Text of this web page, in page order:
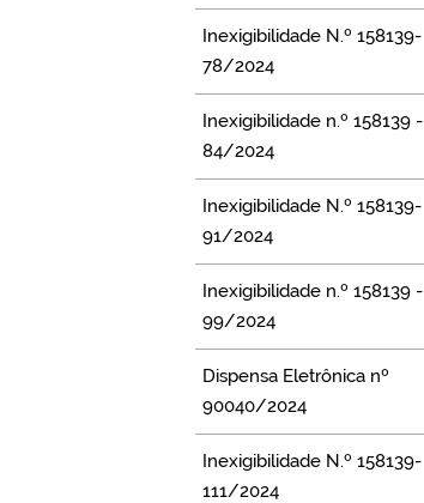
Inexigibilidade N.º 158139-
78/2024
Inexigibilidade n.º 158139 -
84/2024
Inexigibilidade N.º 158139-
91/2024
Inexigibilidade n.º 158139 -
99/2024
Dispensa Eletrônica nº
90040/2024
Inexigibilidade N.º 158139-
111/2024